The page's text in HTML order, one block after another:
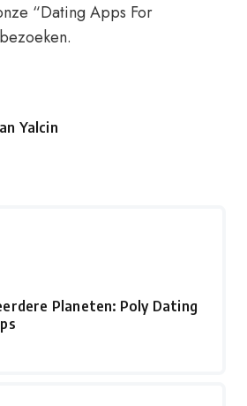
“Dating Apps For
Yalcin
Planeten: Poly Dating